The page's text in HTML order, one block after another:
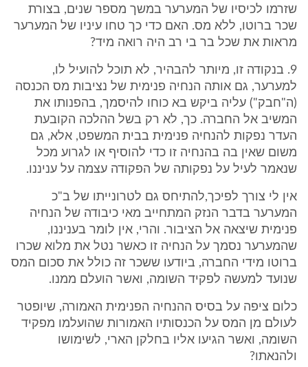
שזרמו לכיסיו של המערער במשך מספר שנים, בצורת
שכר ברוטו, ללא מס. האם כדי כך טחו עיניו של המערער
מראות את שכל בר בי רב היה רואה מיד?
9. בנקודה זו, מיותר להבהיר, לא תוכל להועיל לו,
למערער, גם אותה הנחיה פנימית של נציבות מס הכנסה
(ה"חבק") עליה ביקש בא כוחו להיסמך, בהפנותו את
המשיב אל החברה. כך, לא רק בשל ההלכה הקובעת
העדר נפקות להנחיה פנימית בבית המשפט, אלא, גם
משום שאין בה בהנחיה זו כדי להוסיף או לגרוע מכל
שנאמר לעיל על נפקותה של הפקודה עצמה על עניננו.
אין לי צורך לפיכך,להתיחס גם לטרונייתו של ב"כ
המערער בדבר הנזק המתחייב מאי כיבודה של הנחיה
פנימית שיצאה אל הציבור. והרי, אין לומר בעניננו,
שהמערער נסמך על הנחיה זו כאשר נטל את מלוא שכרו
ברוטו מידי החברה, ביודעו ששכר זה כולל את סכום המס
שנועד למעשה לפקיד השומה, ואשר הועלם ממנו.
כלום ציפה על בסיס ההנחיה הפנימית האמורה, שיופטר
לעולם מן המס על הכנסותיו האמורות שהועלמו מפקיד
השומה, ואשר הגיעו אליו בחלקן הארי, לשימושו
ולהנאתו?